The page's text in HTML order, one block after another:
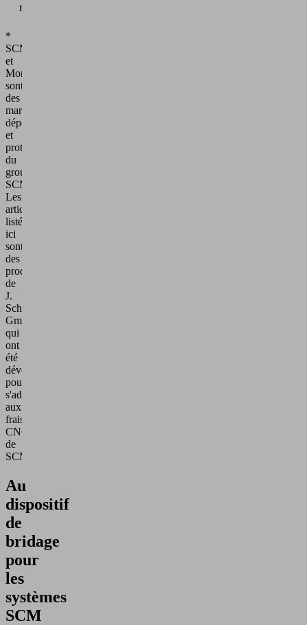
rapidement
*
SCM
et
Morbidelli
sont
des
marques
déposées
et
protégées
du
groupe
SCM.
Les
articles
listés
ici
sont
des
produits
de
J.
Schmalz
GmbH
qui
ont
été
développés
pour
s'adapter
aux
fraiseuses
CNC
de
SCM/Morbidelli.
Au
dispositif
de
bridage
pour
les
systèmes
SCM